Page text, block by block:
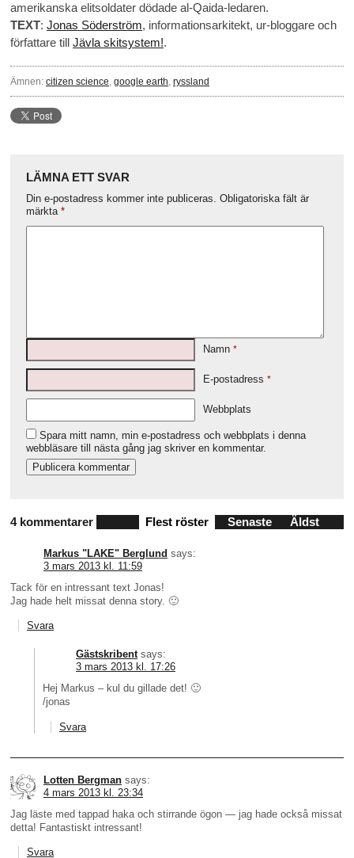
amerikanska elitsoldater dödade al-Qaida-ledaren.
TEXT: Jonas Söderström, informationsarkitekt, ur-bloggare och
författare till Jävla skitsystem!.
Ämnen: citizen science google earth ryssland
LÄMNA ETT SVAR
Din e-postadress kommer inte publiceras. Obligatoriska fält är
märkta *
Namn *
E-postadress *
Webbplats
Spara mitt namn, min e-postadress och webbplats i denna
webbläsare till nästa gång jag skriver en kommentar.
4 kommentarer Flest röster Senaste Äldst
Markus "LAKE" Berglund says:
3 mars 2013 kl. 11:59
Tack för en intressant text Jonas!
Jag hade helt missat denna story. 🙂
Svara
Gästskribent says:
3 mars 2013 kl. 17:26
Hej Markus – kul du gillade det! 🙂
/jonas
Svara
Lotten Bergman says:
4 mars 2013 kl. 23:34
Jag läste med tappad haka och stirrande ögon — jag hade också missat
detta! Fantastiskt intressant!
Svara